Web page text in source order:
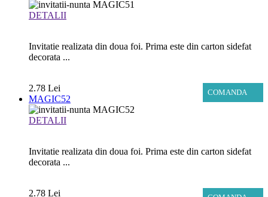
DETALII
Invitatie realizata din doua foi. Prima este din carton sidefat
decorata ...
COMANDA
2.78 Lei
MAGIC52
DETALII
Invitatie realizata din doua foi. Prima este din carton sidefat
decorata ...
2.78 Lei